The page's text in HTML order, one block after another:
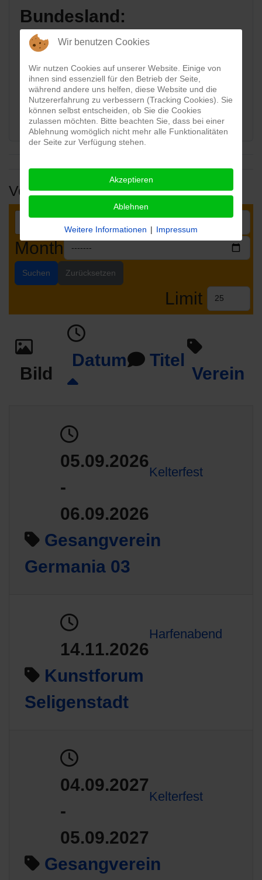
Bundesland:
Hessen
Karte:
View map
Veranstaltungen
Month
Suchen Zurücksetzen
Limit
Bild
Datum Titel
Verein
05.09.2026
-
06.09.2026
Kelterfest
Gesangverein
Germania 03
14.11.2026
Harfenabend
Kunstforum
Seligenstadt
04.09.2027
-
05.09.2027
Kelterfest
Gesangverein
Wir benutzen Cookies
Wir nutzen Cookies auf unserer Website. Einige von
ihnen sind essenziell für den Betrieb der Seite,
während andere uns helfen, diese Website und die
Nutzererfahrung zu verbessern (Tracking Cookies). Sie
können selbst entscheiden, ob Sie die Cookies
zulassen möchten. Bitte beachten Sie, dass bei einer
Ablehnung womöglich nicht mehr alle Funktionalitäten
der Seite zur Verfügung stehen.
Akzeptieren
Ablehnen
Weitere Informationen | Impressum